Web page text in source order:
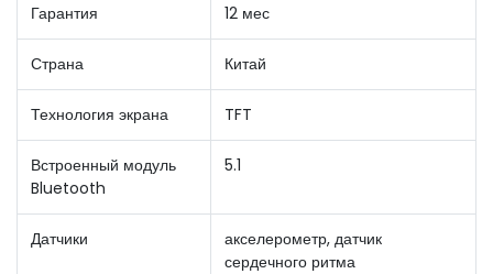
Гарантия 12 мес
Страна Китай
Технология экрана TFT
Встроенный модуль
Bluetooth
5.1
Датчики
акселерометр, датчик
сердечного ритма